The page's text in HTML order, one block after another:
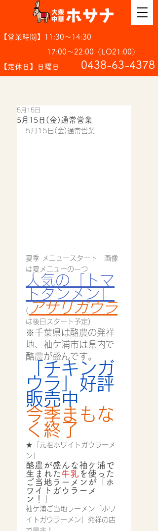
【営業時間】11:30～14:30
17:00～22:00（LO21:00）
【定休日】日曜日
​0438-63-4378
5月15日(金)通常営業
5月15日
5月15日(金)通常営業
夏季 メニュースタート　画像
は夏メニューの一つ
人気の「トマ
トタンメン」
( アサリガウラ
は後日スタート予定)
※千葉県は酪農の発祥
地、袖ケ浦市は県内で
酪農が盛んです。
「チキンガ
ウラ」好評
販売中
今季まもな
く終了
★「元祖ホワイトガウラーメ
ン」
酪農が盛んな袖ケ浦で
生まれた牛乳 を使った
ご当地ラーメンが「ホ
ワイトガウラーメ
ン！」
袖ケ浦ご当地ラーメン「ホワ
イトガウラーメン」発祥の店